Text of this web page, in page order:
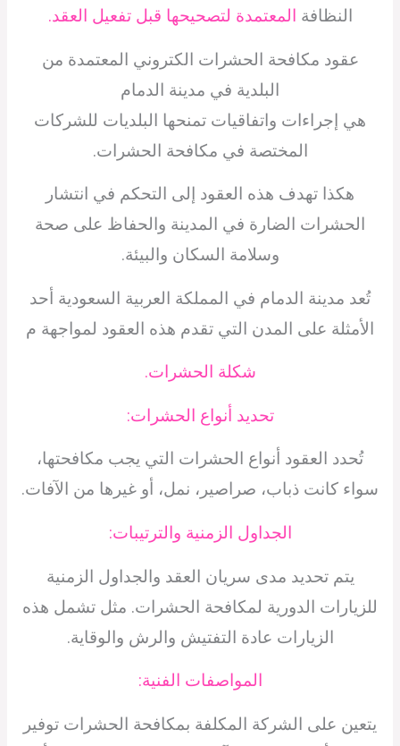
النظافة المعتمدة لتصحيحها قبل تفعيل العقد.
عقود مكافحة الحشرات الكتروني المعتمدة من
البلدية في مدينة الدمام
هي إجراءات واتفاقيات تمنحها البلديات للشركات
المختصة في مكافحة الحشرات.
هكذا تهدف هذه العقود إلى التحكم في انتشار
الحشرات الضارة في المدينة والحفاظ على صحة
وسلامة السكان والبيئة.
تُعد مدينة الدمام في المملكة العربية السعودية أحد
الأمثلة على المدن التي تقدم هذه العقود لمواجهة م
شكلة الحشرا ت.
تحديد أنواع الحشرات:
تُحدد العقود أنواع الحشرات التي يجب مكافحتها،
سواء كانت ذباب، صراصير، نمل، أو غيرها من الآفات.
الجداول الزمنية والترتيبات:
يتم تحديد مدى سريان العقد والجداول الزمنية
للزيارات الدورية لمكافحة الحشرات. مثل تشمل هذه
الزيارات عادة التفتيش والرش والوقاية.
المواصفات الفنية:
يتعين على الشركة المكلفة بمكافحة الحشرات توفير